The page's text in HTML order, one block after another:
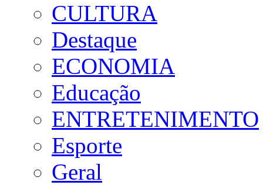
CULTURA
Destaque
ECONOMIA
Educação
ENTRETENIMENTO
Esporte
Geral